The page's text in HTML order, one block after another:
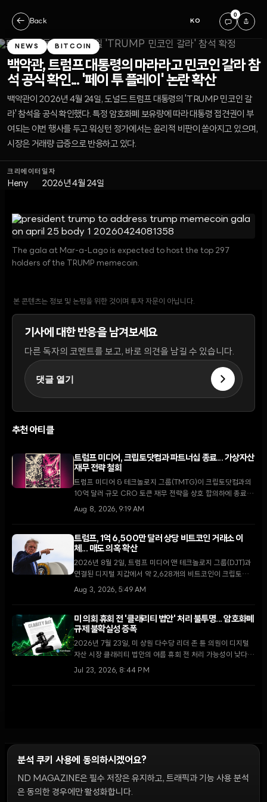
← Back KO
0
NEWS BITCOIN
백악관, 트럼프 대통령의 마라라고 민코인 갈라 참
석 공식 확인... '페이 투 플레이' 논란 확산
백악관이 2026년 4월 24일, 도널드 트럼프 대통령의 'TRUMP 민코인 갈
라' 참석을 공식 확인했다. 특정 암호화폐 보유량에 따라 대통령 접견권이 부
여되는 이번 행사를 두고 워싱턴 정가에서는 윤리적 비판이 쏟아지고 있으며,
시장은 거래량 급증으로 반응하고 있다.
크리에이터
Heny
일자
2026년 4월 24일
The gala at Mar-a-Lago is expected to host the top 297
holders of the TRUMP memecoin.
본 콘텐츠는 정보 및 논평을 위한 것이며 투자 자문이 아닙니다.
기사에 대한 반응을 남겨보세요
다른 독자의 코멘트를 보고, 바로 의견을 남길 수 있습니다.
댓글 열기
추천 아티클
트럼프 미디어, 크립토닷컴과 파트너십 종료... 가상자산
재무 전략 철회
트럼프 미디어 & 테크놀로지 그룹(TMTG)이 크립토닷컴과의
10억 달러 규모 CRO 토큰 재무 전략을 상호 합의하에 종료했
다. 이번 결정은 가상자산 시장의 냉각 속에 핵융합 에너지와
Aug 8, 2026, 9:19 AM
트럼프, 1억 6,500만 달러 상당 비트코인 거래소 이
체... 매도 의혹 확산
2026년 8월 2일, 트럼프 미디어 앤 테크놀로지 그룹(DJT)과
연결된 디지털 지갑에서 약 2,628개의 비트코인이 크립토닷컴
거래소로 이동했다. 막대한 운영 손실을 기록 중인 가운데 이번
Aug 3, 2026, 5:49 AM
미 의회 휴회 전 '클래리티 법안' 처리 불투명... 암호화폐
규제 불확실성 증폭
2026년 7월 23일, 미 상원 다수당 리더 존 튠 의원이 디지털
자산 시장 클래리티 법안의 여름 휴회 전 처리 가능성이 낮다고
밝혔다. 최근 윤리 조항 합의로 고조되었던 입법 기대감이 의회
Jul 23, 2026, 8:44 PM
윤리 원칙 Discord 봇캠페인 가이드커뮤니티 랭킹
쿠키 설정
분석 쿠키 사용에 동의하시겠어요?
ND MAGAZINE은 필수 저장은 유지하고, 트래픽과 기능 사용 분석
은 동의한 경우에만 활성화합니다.